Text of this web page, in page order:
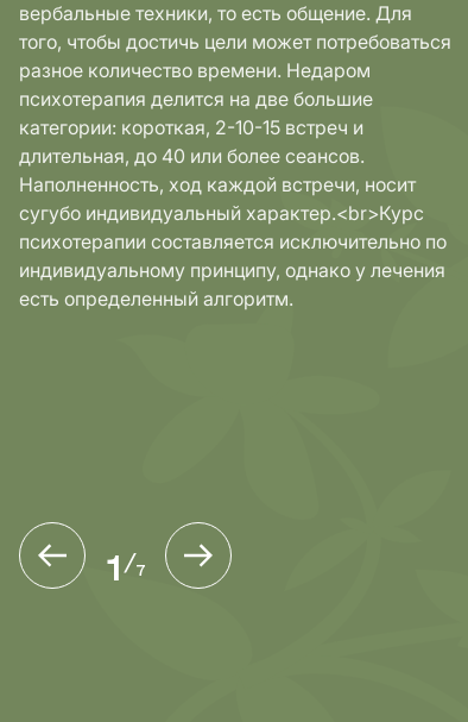
вербальные техники, то есть общение. Для
того, чтобы достичь цели может потребоваться
разное количество времени. Недаром
психотерапия делится на две большие
категории: короткая, 2-10-15 встреч и
длительная, до 40 или более сеансов.
Наполненность, ход каждой встречи, носит
сугубо индивидуальный характер.<br>Курс
психотерапии составляется исключительно по
индивидуальному принципу, однако у лечения
есть определенный алгоритм.
1 /7